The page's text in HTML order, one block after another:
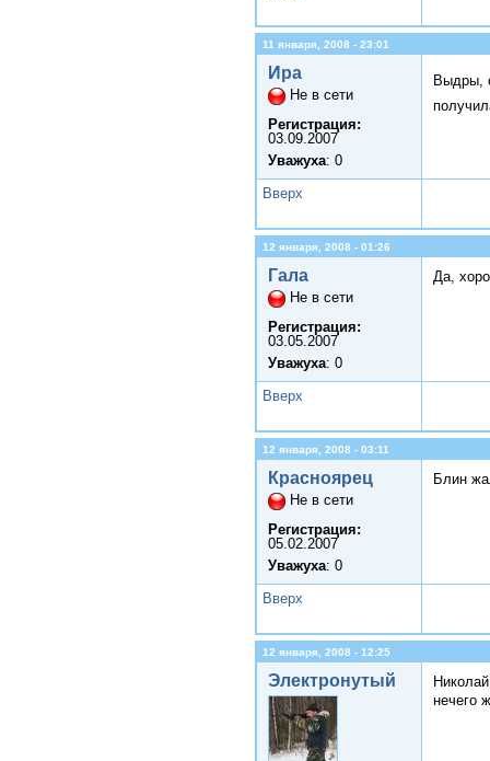
11 января, 2008 - 23:01
Ира
Не в сети
Регистрация:
03.09.2007
Уважуха: 0
Выдры,
Вверх
12 января, 2008 - 01:26
Гала
Не в сети
Регистрация:
03.05.2007
Уважуха: 0
Да,
Вверх
12 января, 2008 - 03:11
Красноярец
Не в сети
Регистрация:
05.02.2007
Уважуха: 0
Блин
Вверх
12 января, 2008 - 12:25
Электронутый
нечего